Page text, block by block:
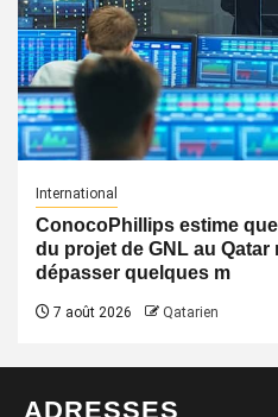
International
ConocoPhillips estime
du projet de GNL au Qatar
dépasser quelques m
7 août 2026 Qatarien
ADRESSES